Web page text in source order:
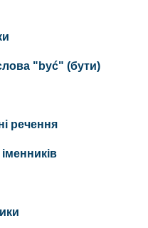
"być" (бути)
речення